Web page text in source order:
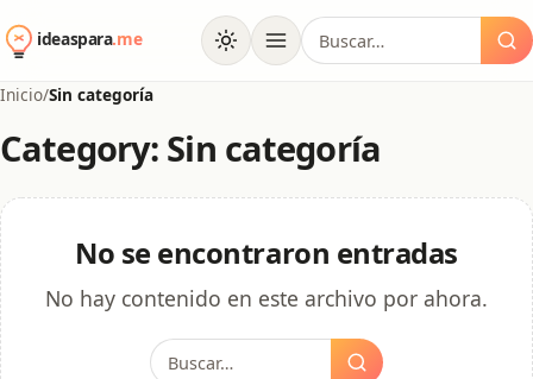
al
contenido
Buscar:
Inicio/Sin categoría
Category: Sin categoría
No se encontraron entradas
No hay contenido en este archivo por ahora.